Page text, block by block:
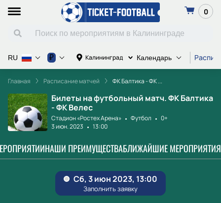
0
Калининград Календарь
RU ₽
Главная Расписание матчей ФК Балтика - ФК ...
Билеты на футбольный матч. ФК Балтика
- ФК Велес
Стадион «Ростех Арена» Футбол
0+
3 июн. 2023
13:00
НАШИ ПРЕИМУЩЕСТВАБЛИЖАЙШИЕ МЕРОПРИЯТИЯ